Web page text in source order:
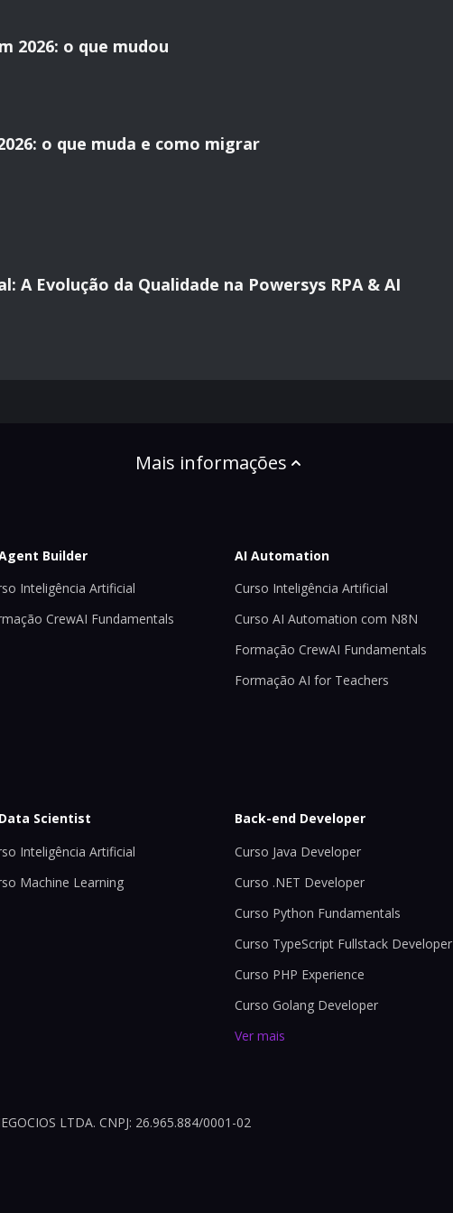
2026: o que mudou
o que muda e como migrar
A Evolução da Qualidade na Powersys RPA & AI
Mais informações
Builder
Inteligência Artificial
CrewAI Fundamentals
AI Automation
Curso Inteligência Artificial
Curso AI Automation com N8N
Formação CrewAI Fundamentals
Formação AI for Teachers
Scientist
Inteligência Artificial
Machine Learning
Back-end Developer
Curso Java Developer
Curso .NET Developer
Curso Python Fundamentals
Curso TypeScript Fullstack Developer
Curso PHP Experience
Curso Golang Developer
Ver mais
LTDA. CNPJ: 26.965.884/0001-02